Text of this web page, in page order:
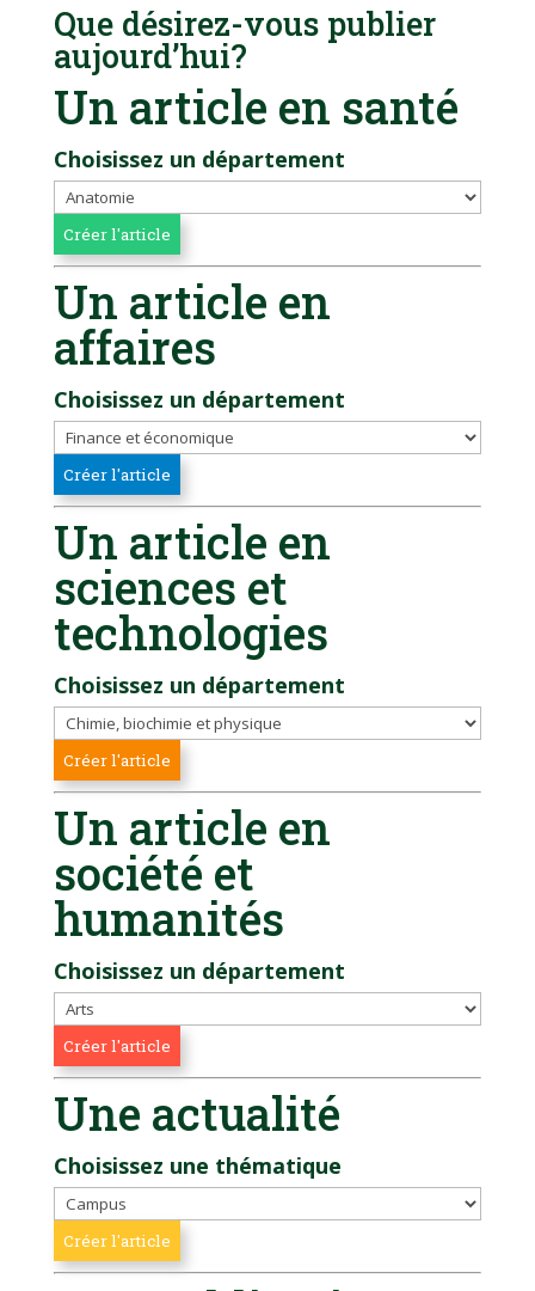
Que désirez-vous publier
aujourd’hui?
Un article en santé
Choisissez un département
Un article en
affaires
Choisissez un département
Un article en
sciences et
technologies
Choisissez un département
Un article en
société et
humanités
Choisissez un département
Une actualité
Choisissez une thématique